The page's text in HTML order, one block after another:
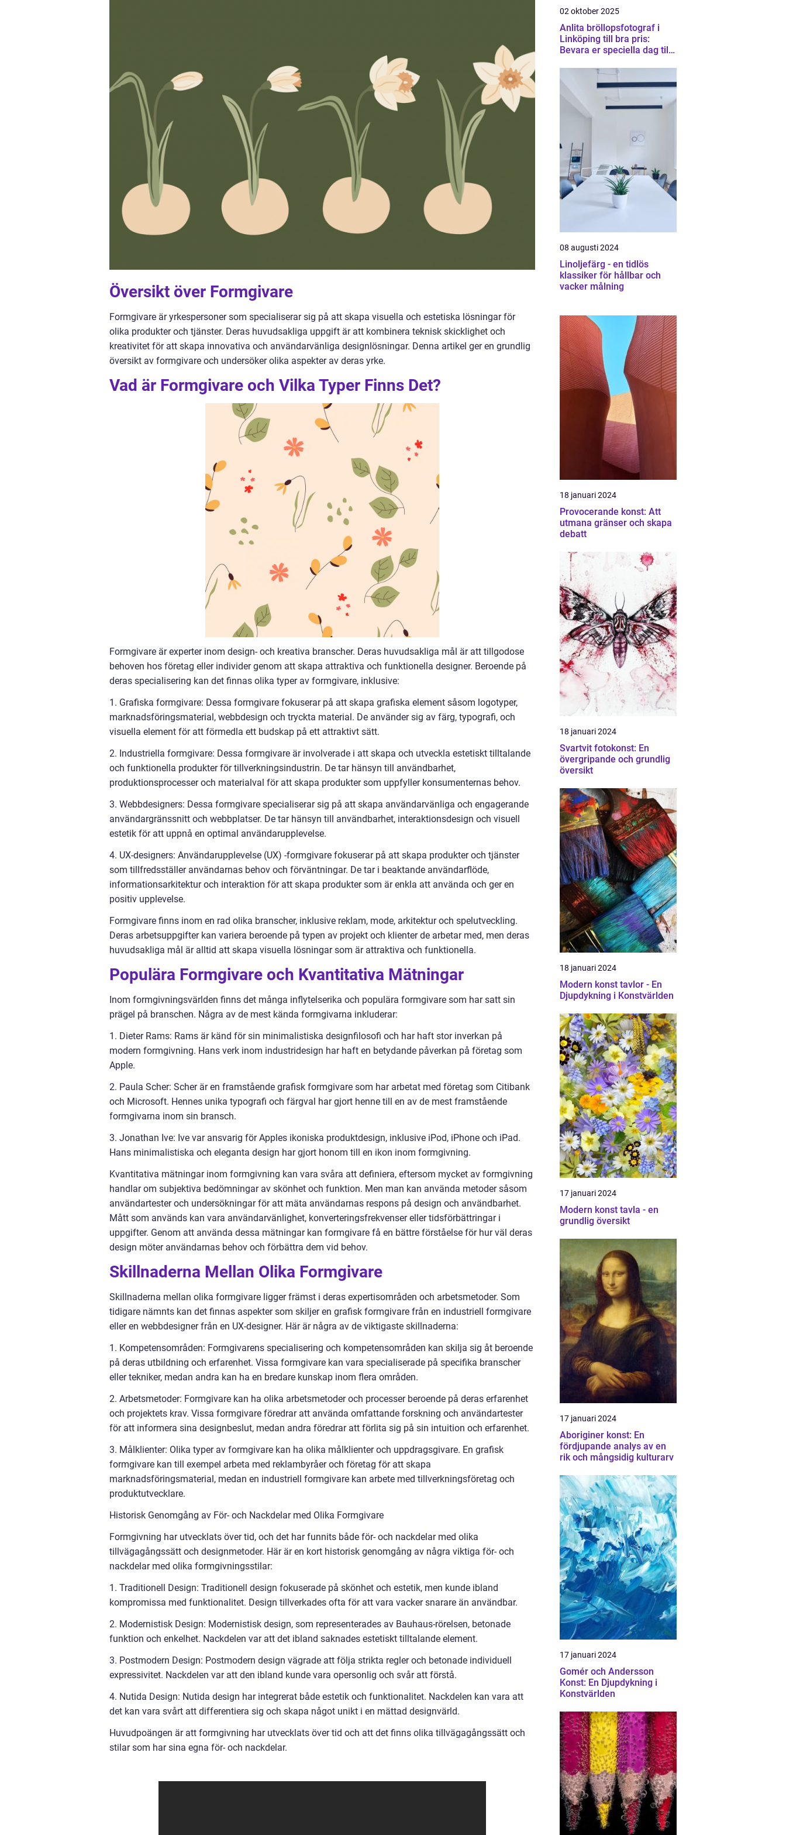
Översikt över Formgivare
Formgivare är yrkespersoner som specialiserar sig på att skapa visuella och estetiska lösningar för
olika produkter och tjänster. Deras huvudsakliga uppgift är att kombinera teknisk skicklighet och
kreativitet för att skapa innovativa och användarvänliga designlösningar. Denna artikel ger en grundlig
översikt av formgivare och undersöker olika aspekter av deras yrke.
Vad är Formgivare och Vilka Typer Finns Det?
Formgivare är experter inom design- och kreativa branscher. Deras huvudsakliga mål är att tillgodose
behoven hos företag eller individer genom att skapa attraktiva och funktionella designer. Beroende på
deras specialisering kan det finnas olika typer av formgivare, inklusive:
1. Grafiska formgivare: Dessa formgivare fokuserar på att skapa grafiska element såsom logotyper,
marknadsföringsmaterial, webbdesign och tryckta material. De använder sig av färg, typografi, och
visuella element för att förmedla ett budskap på ett attraktivt sätt.
2. Industriella formgivare: Dessa formgivare är involverade i att skapa och utveckla estetiskt tilltalande
och funktionella produkter för tillverkningsindustrin. De tar hänsyn till användbarhet,
produktionsprocesser och materialval för att skapa produkter som uppfyller konsumenternas behov.
3. Webbdesigners: Dessa formgivare specialiserar sig på att skapa användarvänliga och engagerande
användargränssnitt och webbplatser. De tar hänsyn till användbarhet, interaktionsdesign och visuell
estetik för att uppnå en optimal användarupplevelse.
4. UX-designers: Användarupplevelse (UX) -formgivare fokuserar på att skapa produkter och tjänster
som tillfredsställer användarnas behov och förväntningar. De tar i beaktande användarflöde,
informationsarkitektur och interaktion för att skapa produkter som är enkla att använda och ger en
positiv upplevelse.
Formgivare finns inom en rad olika branscher, inklusive reklam, mode, arkitektur och spelutveckling.
Deras arbetsuppgifter kan variera beroende på typen av projekt och klienter de arbetar med, men deras
huvudsakliga mål är alltid att skapa visuella lösningar som är attraktiva och funktionella.
Populära Formgivare och Kvantitativa Mätningar
Inom formgivningsvärlden finns det många inflytelserika och populära formgivare som har satt sin
prägel på branschen. Några av de mest kända formgivarna inkluderar:
1. Dieter Rams: Rams är känd för sin minimalistiska designfilosofi och har haft stor inverkan på
modern formgivning. Hans verk inom industridesign har haft en betydande påverkan på företag som
Apple.
2. Paula Scher: Scher är en framstående grafisk formgivare som har arbetat med företag som Citibank
och Microsoft. Hennes unika typografi och färgval har gjort henne till en av de mest framstående
formgivarna inom sin bransch.
3. Jonathan Ive: Ive var ansvarig för Apples ikoniska produktdesign, inklusive iPod, iPhone och iPad.
Hans minimalistiska och eleganta design har gjort honom till en ikon inom formgivning.
Kvantitativa mätningar inom formgivning kan vara svåra att definiera, eftersom mycket av formgivning
handlar om subjektiva bedömningar av skönhet och funktion. Men man kan använda metoder såsom
användartester och undersökningar för att mäta användarnas respons på design och användbarhet.
Mått som används kan vara användarvänlighet, konverteringsfrekvenser eller tidsförbättringar i
uppgifter. Genom att använda dessa mätningar kan formgivare få en bättre förståelse för hur väl deras
design möter användarnas behov och förbättra dem vid behov.
Skillnaderna Mellan Olika Formgivare
Skillnaderna mellan olika formgivare ligger främst i deras expertisområden och arbetsmetoder. Som
tidigare nämnts kan det finnas aspekter som skiljer en grafisk formgivare från en industriell formgivare
eller en webbdesigner från en UX-designer. Här är några av de viktigaste skillnaderna:
1. Kompetensområden: Formgivarens specialisering och kompetensområden kan skilja sig åt beroende
på deras utbildning och erfarenhet. Vissa formgivare kan vara specialiserade på specifika branscher
eller tekniker, medan andra kan ha en bredare kunskap inom flera områden.
2. Arbetsmetoder: Formgivare kan ha olika arbetsmetoder och processer beroende på deras erfarenhet
och projektets krav. Vissa formgivare föredrar att använda omfattande forskning och användartester
för att informera sina designbeslut, medan andra föredrar att förlita sig på sin intuition och erfarenhet.
3. Målklienter: Olika typer av formgivare kan ha olika målklienter och uppdragsgivare. En grafisk
formgivare kan till exempel arbeta med reklambyråer och företag för att skapa
marknadsföringsmaterial, medan en industriell formgivare kan arbete med tillverkningsföretag och
produktutvecklare.
Historisk Genomgång av För- och Nackdelar med Olika Formgivare
Formgivning har utvecklats över tid, och det har funnits både för- och nackdelar med olika
tillvägagångssätt och designmetoder. Här är en kort historisk genomgång av några viktiga för- och
nackdelar med olika formgivningsstilar:
1. Traditionell Design: Traditionell design fokuserade på skönhet och estetik, men kunde ibland
kompromissa med funktionalitet. Design tillverkades ofta för att vara vacker snarare än användbar.
2. Modernistisk Design: Modernistisk design, som representerades av Bauhaus-rörelsen, betonade
funktion och enkelhet. Nackdelen var att det ibland saknades estetiskt tilltalande element.
3. Postmodern Design: Postmodern design vägrade att följa strikta regler och betonade individuell
expressivitet. Nackdelen var att den ibland kunde vara opersonlig och svår att förstå.
4. Nutida Design: Nutida design har integrerat både estetik och funktionalitet. Nackdelen kan vara att
det kan vara svårt att differentiera sig och skapa något unikt i en mättad designvärld.
Huvudpoängen är att formgivning har utvecklats över tid och att det finns olika tillvägagångssätt och
stilar som har sina egna för- och nackdelar.
02 oktober 2025
Anlita bröllopsfotograf i
Linköping till bra pris:
Bevara er speciella dag till
08 augusti 2024
Linoljefärg - en tidlös
klassiker för hållbar och
vacker målning
18 januari 2024
Provocerande konst: Att
utmana gränser och skapa
debatt
18 januari 2024
Svartvit fotokonst: En
övergripande och grundlig
översikt
18 januari 2024
Modern konst tavlor - En
Djupdykning i Konstvärlden
17 januari 2024
Modern konst tavla - en
grundlig översikt
17 januari 2024
Aboriginer konst: En
fördjupande analys av en
rik och mångsidig kulturarv
17 januari 2024
Gomér och Andersson
Konst: En Djupdykning i
Konstvärlden